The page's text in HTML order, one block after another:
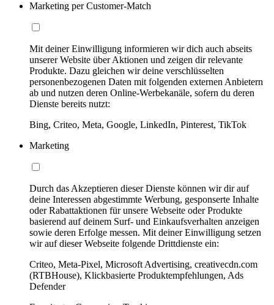
Marketing per Customer-Match
Mit deiner Einwilligung informieren wir dich auch abseits
unserer Website über Aktionen und zeigen dir relevante
Produkte. Dazu gleichen wir deine verschlüsselten
personenbezogenen Daten mit folgenden externen Anbietern
ab und nutzen deren Online-Werbekanäle, sofern du deren
Dienste bereits nutzt:
Bing, Criteo, Meta, Google, LinkedIn, Pinterest, TikTok
Marketing
Durch das Akzeptieren dieser Dienste können wir dir auf
deine Interessen abgestimmte Werbung, gesponserte Inhalte
oder Rabattaktionen für unsere Webseite oder Produkte
basierend auf deinem Surf- und Einkaufsverhalten anzeigen
sowie deren Erfolge messen. Mit deiner Einwilligung setzen
wir auf dieser Webseite folgende Drittdienste ein:
Criteo, Meta-Pixel, Microsoft Advertising, creativecdn.com
(RTBHouse), Klickbasierte Produktempfehlungen, Ads
Defender